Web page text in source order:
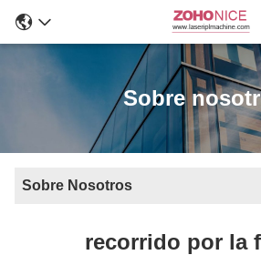
Sobre
Sobre Nosotros
recorrido por la